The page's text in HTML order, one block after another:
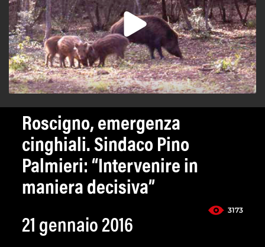
Roscigno, emergenza
cinghiali. Sindaco Pino
Palmieri: “Intervenire in
maniera decisiva”
3173
21 gennaio 2016